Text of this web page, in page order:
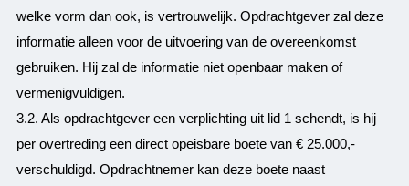
welke vorm dan ook, is vertrouwelijk. Opdrachtgever zal deze
informatie alleen voor de uitvoering van de overeenkomst
gebruiken. Hij zal de informatie niet openbaar maken of
vermenigvuldigen.
3.2. Als opdrachtgever een verplichting uit lid 1 schendt, is hij
per overtreding een direct opeisbare boete van € 25.000,-
verschuldigd. Opdrachtnemer kan deze boete naast